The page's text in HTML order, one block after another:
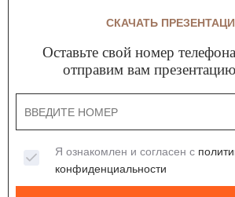
СКАЧАТЬ
Оставьте свой номер
отправим вам
Я ознакомлен и согласен с
конфиденциальности